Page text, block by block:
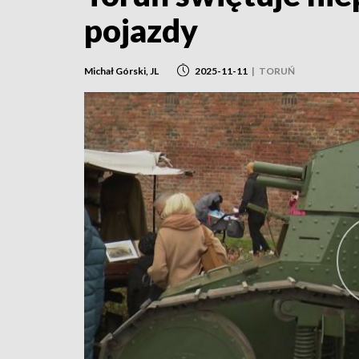
pojazdy
Michał Górski, JL 2025-11-11 | TORUŃ